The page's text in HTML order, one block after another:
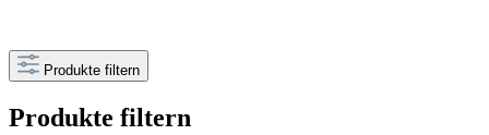
Produkte filtern
Produkte filtern